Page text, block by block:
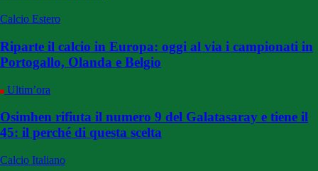
Calcio Estero
Riparte il calcio in Europa: oggi al via i campionati in
Portogallo, Olanda e Belgio
Ultim’ora
Osimhen rifiuta il numero 9 del Galatasaray e tiene il
45: il perché di questa scelta
Calcio Italiano